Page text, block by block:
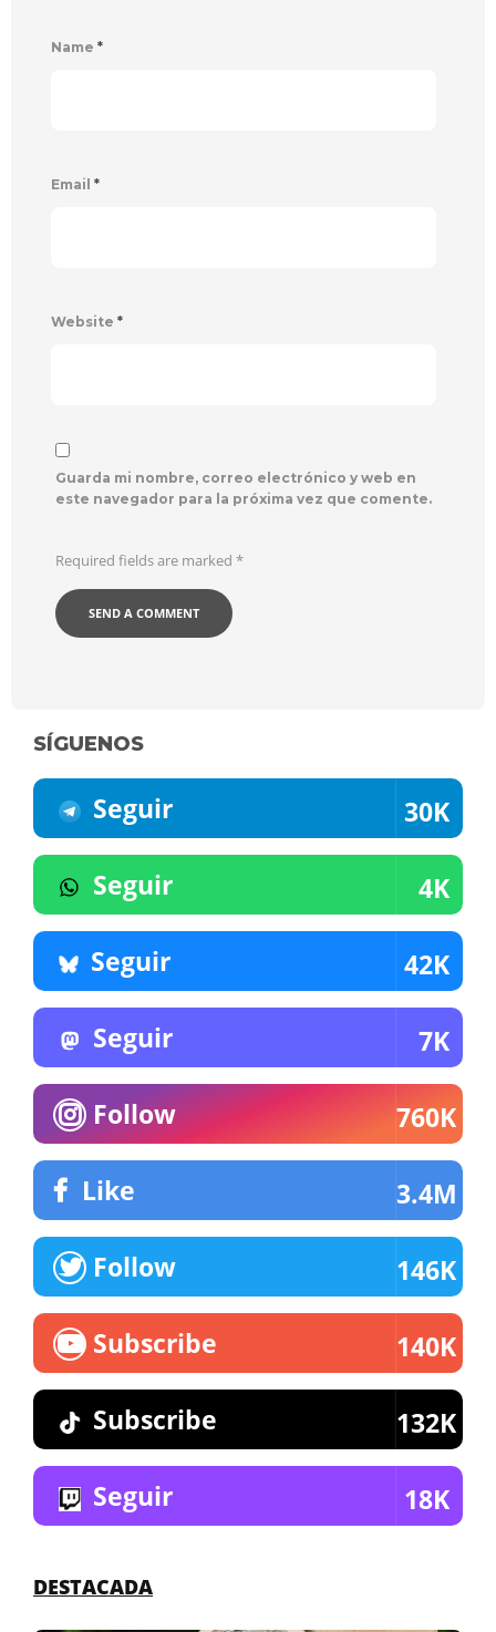
Name *
Email *
Website *
Guarda mi nombre, correo electrónico y web en
este navegador para la próxima vez que comente.
Required fields are marked *
SÍGUENOS
Seguir 30K
Seguir 4K
Seguir 42K
Seguir 7K
Follow 760K
Like 3.4M
Follow 146K
Subscribe 140K
Subscribe 132K
Seguir 18K
DESTACADA